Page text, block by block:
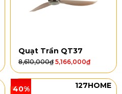
Quạt Trần QT37
8,610,000₫ 5,166,000₫
40% 127HOME